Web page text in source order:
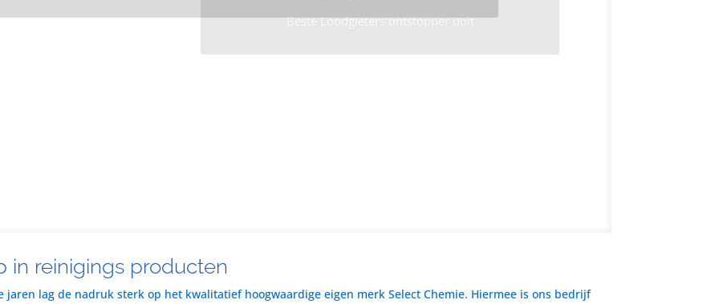
Beste Loodgieters ontstopper ooit
in reinigings producten
jaren lag de nadruk sterk op het kwalitatief hoogwaardige eigen merk Select Chemie. Hiermee is ons bedrijf